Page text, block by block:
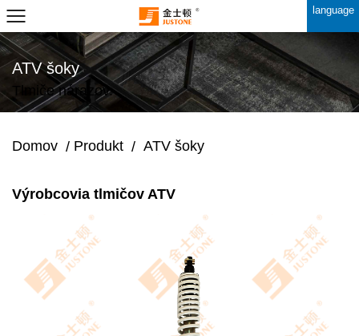
language
ATV šoky
Tlmiče nárazov.
Domov / Produkt / ATV šoky
Výrobcovia tlmičov ATV